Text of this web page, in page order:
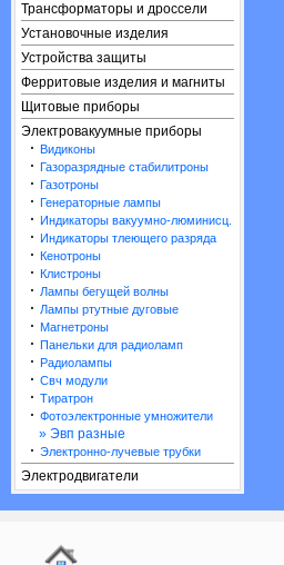
Трансформаторы и дроссели
Установочные изделия
Устройства защиты
Ферритовые изделия и магниты
Щитовые приборы
Электровакуумные приборы
· Видиконы
· Газоразрядные стабилитроны
· Газотроны
· Генераторные лампы
· Индикаторы вакуумно-люминисц.
· Индикаторы тлеющего разряда
· Кенотроны
· Клистроны
· Лампы бегущей волны
· Лампы ртутные дуговые
· Магнетроны
· Панельки для радиоламп
· Радиолампы
· Свч модули
· Тиратрон
· Фотоэлектронные умножители
» Эвп разные
· Электронно-лучевые трубки
Электродвигатели